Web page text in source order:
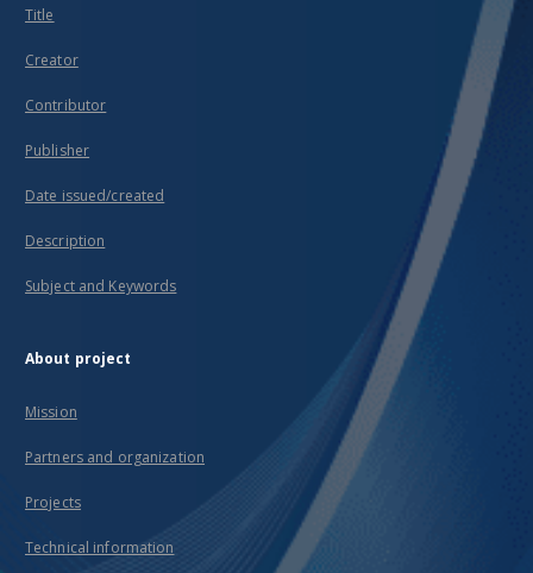
Title
Creator
Contributor
Publisher
Date issued/created
Description
Subject and Keywords
About project
Mission
Partners and organization
Projects
Technical information